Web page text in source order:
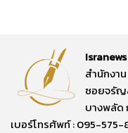
สำนักงาน
ซอยจรัญ
บางพลัด
เบอร์โทรศัพท์ : 095-575-